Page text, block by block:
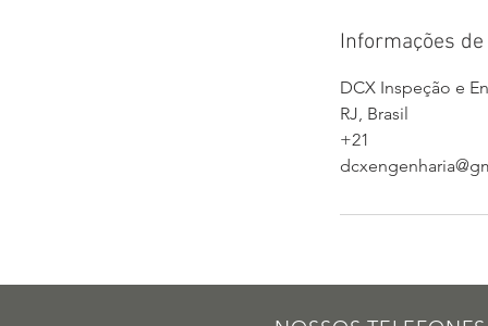
Informações
DCX Inspeção e
RJ, Brasil
+21